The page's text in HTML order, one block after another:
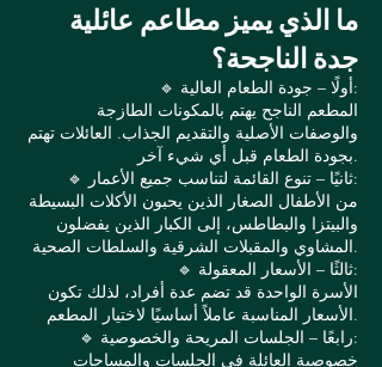
ما الذي يميز مطاعم عائلية
جدة الناجحة؟
🔹 أولًا – جودة الطعام العالية:
المطعم الناجح يهتم بالمكونات الطازجة
والوصفات الأصلية والتقديم الجذاب. العائلات تهتم
بجودة الطعام قبل أي شيء آخر.
🔹 ثانيًا – تنوع القائمة لتناسب جميع الأعمار:
من الأطفال الصغار الذين يحبون الأكلات البسيطة
والبيتزا والبطاطس، إلى الكبار الذين يفضلون
المشاوي والمقبلات الشرقية والسلطات الصحية.
🔹 ثالثًا – الأسعار المعقولة:
الأسرة الواحدة قد تضم عدة أفراد، لذلك تكون
الأسعار المناسبة عاملاً أساسيًا لاختيار المطعم.
🔹 رابعًا – الجلسات المريحة والخصوصية:
خصوصية العائلة في الجلسات والمساحات